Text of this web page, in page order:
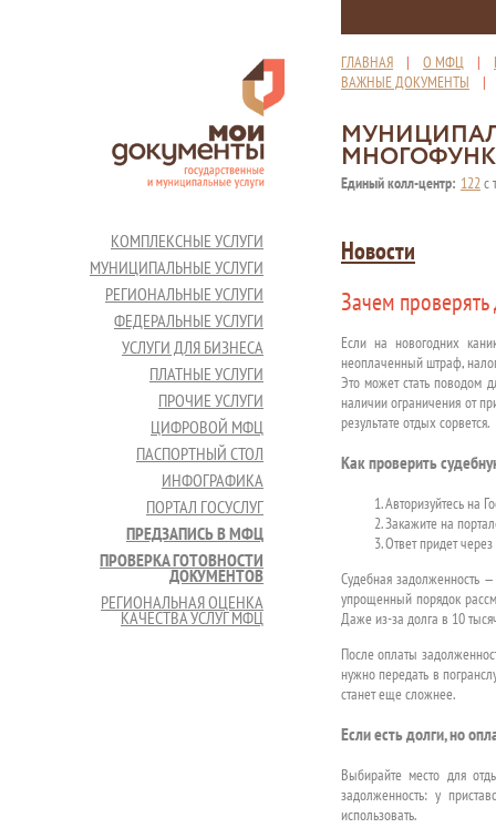
ГЛАВНАЯ | О МФЦ |
ВАЖНЫЕ ДОКУМЕНТЫ
Единый колл-центр: 122с
КОМПЛЕКСНЫЕ УСЛУГИ
МУНИЦИПАЛЬНЫЕ УСЛУГИ
РЕГИОНАЛЬНЫЕ УСЛУГИ
ФЕДЕРАЛЬНЫЕ УСЛУГИ
УСЛУГИ ДЛЯ БИЗНЕСА
ПЛАТНЫЕ УСЛУГИ
ПРОЧИЕ УСЛУГИ
ЦИФРОВОЙ МФЦ
ПАСПОРТНЫЙ СТОЛ
ИНФОГРАФИКА
ПОРТАЛ ГОСУСЛУГ
ПРЕДЗАПИСЬ В МФЦ
ПРОВЕРКА ГОТОВНОСТИ
ДОКУМЕНТОВ
РЕГИОНАЛЬНАЯ ОЦЕНКА
КАЧЕСТВА УСЛУГ МФЦ
Новости
Зачем
Если на новогодних
неоплаченный штраф,
Это может стать поводом
наличии ограничения от
результате отдых сорвется.
Как проверить
Авторизуйтесь на
Закажите на
Ответ придет
Судебная задолженность
упрощенный порядок
Даже из-за долга в 10
После оплаты
нужно передать в
станет еще сложнее.
Если есть долги, но
Выбирайте место для
задолженность: у
использовать.